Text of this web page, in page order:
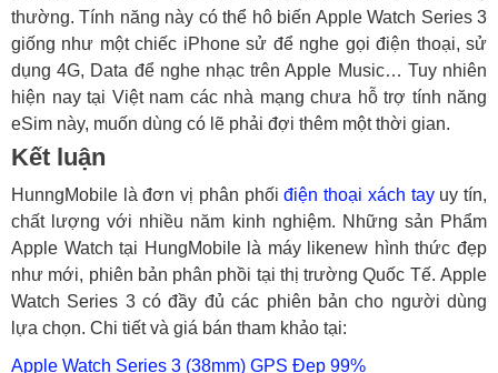
thường. Tính năng này có thể hô biến Apple Watch Series 3
giống như một chiếc iPhone sử để nghe gọi điện thoại, sử
dụng 4G, Data để nghe nhạc trên Apple Music… Tuy nhiên
hiện nay tại Việt nam các nhà mạng chưa hỗ trợ tính năng
eSim này, muốn dùng có lẽ phải đợi thêm một thời gian.
Kết luận
HunngMobile là đơn vị phân phốiđiện thoại xách tayuy tín,
chất lượng với nhiều năm kinh nghiệm. Những sản Phẩm
Apple Watch tại HungMobile là máy likenew hình thức đẹp
như mới, phiên bản phân phồi tại thị trường Quốc Tế. Apple
Watch Series 3 có đầy đủ các phiên bản cho người dùng
lựa chọn. Chi tiết và giá bán tham khảo tại:
Apple Watch Series 3 (38mm) GPS Đẹp 99%